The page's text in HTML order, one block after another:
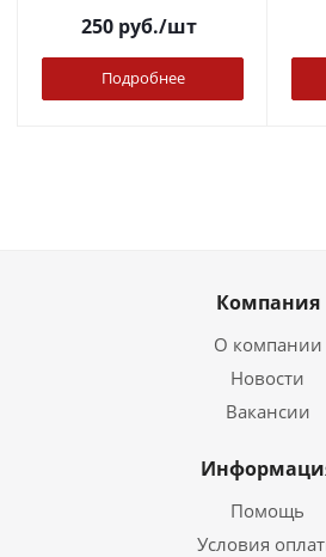
250руб./шт
Подробнее
Компания
О компании
Новости
Вакансии
Помощь
Условия